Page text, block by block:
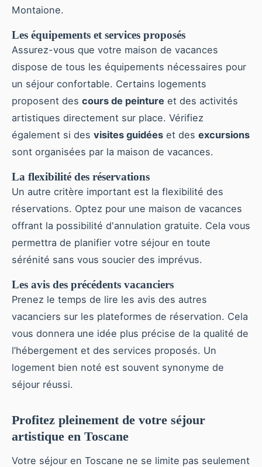
Montaione.
Les équipements et services proposés
Assurez-vous que votre maison de vacances
dispose de tous les équipements nécessaires pour
un séjour confortable. Certains logements
proposent des cours de peinture et des activités
artistiques directement sur place. Vérifiez
également si des visites guidées et des excursions
sont organisées par la maison de vacances.
La flexibilité des réservations
Un autre critère important est la flexibilité des
réservations. Optez pour une maison de vacances
offrant la possibilité d'annulation gratuite. Cela vous
permettra de planifier votre séjour en toute
sérénité sans vous soucier des imprévus.
Les avis des précédents vacanciers
Prenez le temps de lire les avis des autres
vacanciers sur les plateformes de réservation. Cela
vous donnera une idée plus précise de la qualité de
l’hébergement et des services proposés. Un
logement bien noté est souvent synonyme de
séjour réussi.
Profitez pleinement de votre séjour
artistique en Toscane
Votre séjour en Toscane ne se limite pas seulement